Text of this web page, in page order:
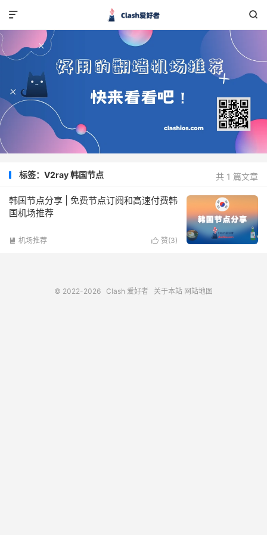


共 1 篇文章
标签：V2ray 韩国节点
韩国节点分享 | 免费节点订阅和高速付费韩
国机场推荐
 赞(3)
 机场推荐
© 2022-2026 Clash 爱好者 关于本站 网站地图